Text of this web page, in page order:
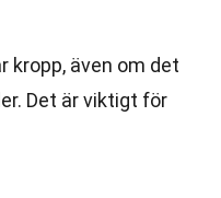
kropp, även om det
Det är viktigt för